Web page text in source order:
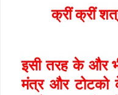
क्रीं क्रीं
इसी तरह के और
मंत्र और